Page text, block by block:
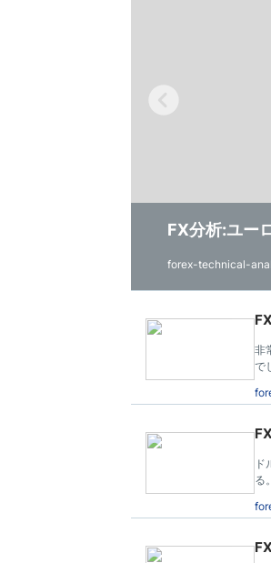
FX分析:ユー
forex-technical-
主要通貨ペ
forex-technical-
テクニカル分
forex-technical-
非
で
る